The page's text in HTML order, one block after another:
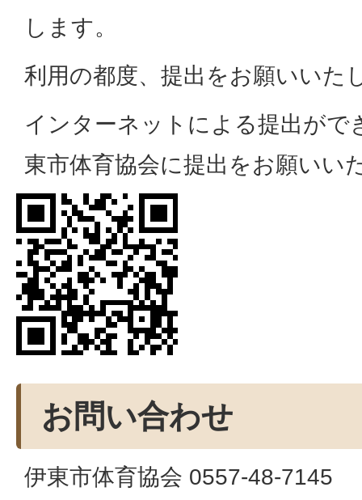
します。
利用の都度、提出をお願いいた
インターネットによる提出がで
東市体育協会に提出をお願いい
お問い合わせ
伊東市体育協会 0557-48-7145